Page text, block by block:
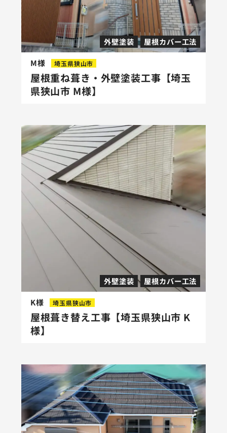
外壁塗装 屋根カバー工法
M様 埼玉県狭山市
屋根重ね葺き・外壁塗装工事【埼玉
県狭山市 M様】
外壁塗装 屋根カバー工法
K様 埼玉県狭山市
屋根葺き替え工事【埼玉県狭山市 K
様】